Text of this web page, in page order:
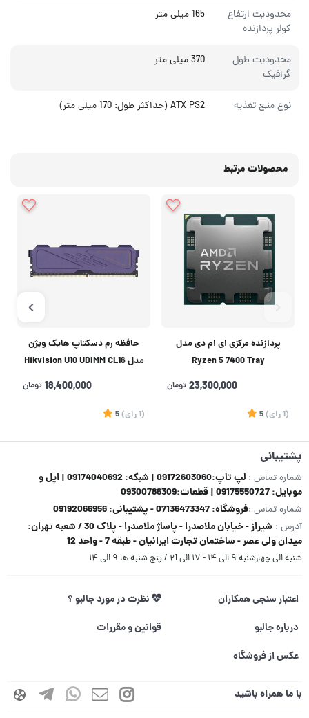
محدودیت ارتفاع
کولر پردازنده
165 میلی متر
محدودیت طول
گرافیک
370 میلی متر
نوع منبع تغذیه ATX PS2 (حداکثر طول: 170 میلی متر)
محصولات مرتبط
پردازنده مرکزی ای ام دی مدل
Ryzen 5 7400 Tray
23,300,000 تومان
(1 رای)
5
حافظه رم دسکتاپ هایک ویژن
مدل Hikvision U10 UDIMM CL16
DDR4 3200MHz ظرفیت 16 18,400,000 تومان
(1 رای)
5
پشتیبانی
شماره تماس :
لپ تاپ:09172603060 | شبکه: 09174040692 | اپل و
موبایل: 09175550727 | قطعات:09300786309
شماره تماس :فروشگاه: 07136473347 - پشتیبانی: 09192066956
آدرس :
شیراز - خیابان ملاصدرا - پاساژ ملاصدرا - پلاک 30 / شعبه تهران:
میدان ولی عصر - ساختمان تجارت ایرانیان - طبقه 7 - واحد 12
شنبه الی چهارشنبه ۹ الی ۱۴ - ۱۷ الی ۲1 / پنج شنبه ها ۹ الی ۱۴
اعتبار سنجی همکاران
نظرت در مورد جالبو ؟
درباره جالبو
قوانین و مقررات
عکس از فروشگاه
با ما همراه باشید